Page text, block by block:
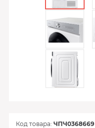
Код товара: ЧПЧ0368669